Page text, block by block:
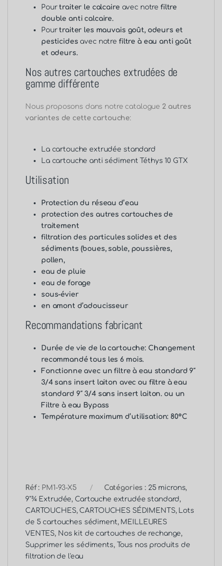
Pourtraiter le calcaire avec notre filtre
double anti calcaire.
Pourtraiter les mauvais goût, odeurs et
pesticides avec notre filtre à eau anti goût
et odeurs.
Nos autres cartouches extrudées de
gamme différente
Nous proposons dans notre catalogue 2 autres
variantes de cette cartouche:
La cartouche extrudée standard
La cartouche anti sédiment Téthys 10 GTX
Utilisation
Protection du réseau d’eau
protection des autres cartouches de
traitement
filtration des particules solides et des
sédiments (boues, sable, poussières,
pollen,
eau de pluie
eau de forage
sous-évier
en amont d’adoucisseur
Recommandations fabricant
Durée de vie de la cartouche: Changement
recommandé tous les 6 mois.
Fonctionne avec unfiltre à eau standard 9″
3/4 sans insert laiton avec ou filtre à eau
standard 9″ 3/4 sans insert laiton. ou un
Filtre à eau Bypass
Température maximum d’utilisation: 80°C
Réf : PM1-93-X5 Catégories : 25 microns,
9"¾ Extrudée, Cartouche extrudée standard,
CARTOUCHES, CARTOUCHES SÉDIMENTS,
Lots
de 5 cartouches sédiment, MEILLEURES
VENTES, Nos kit de cartouches de rechange,
Supprimer les sédiments,
Tous nos produits de
filtration de l'eau